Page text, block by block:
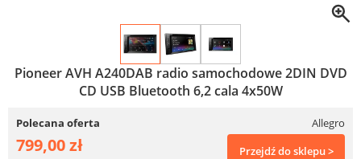
Pioneer AVH A240DAB radio samochodowe 2DIN DVD
CD USB Bluetooth 6,2 cala 4x50W
Polecana oferta Allegro
799,00 zł Przejdź do sklepu >